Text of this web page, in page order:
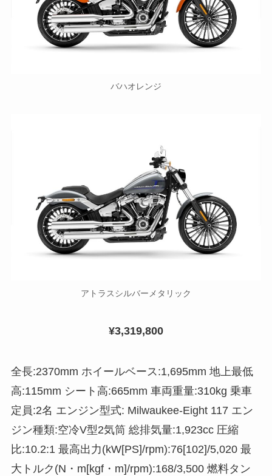
バハオレンジ
アトラスシルバーメタリック
¥3,319,800
全長:2370mm ホイールベース:1,695mm 地上最低
高:115mm シート高:665mm 車両重量:310kg 乗車
定員:2名 エンジン型式: Milwaukee-Eight 117 エン
ジン種類:空冷V型2気筒 総排気量:1,923cc 圧縮
比:10.2:1 最高出力(kW[PS]/rpm):76[102]/5,020 最
大トルク(N・m[kgf・m]/rpm):168/3,500 燃料タン